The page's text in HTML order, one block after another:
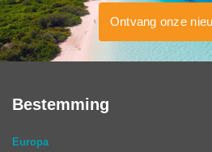
Ontvang onze
Bestemming
Europa